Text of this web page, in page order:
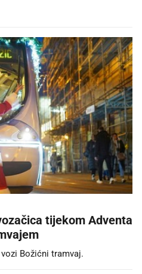
tijekom Adventa
Božićni tramvaj.